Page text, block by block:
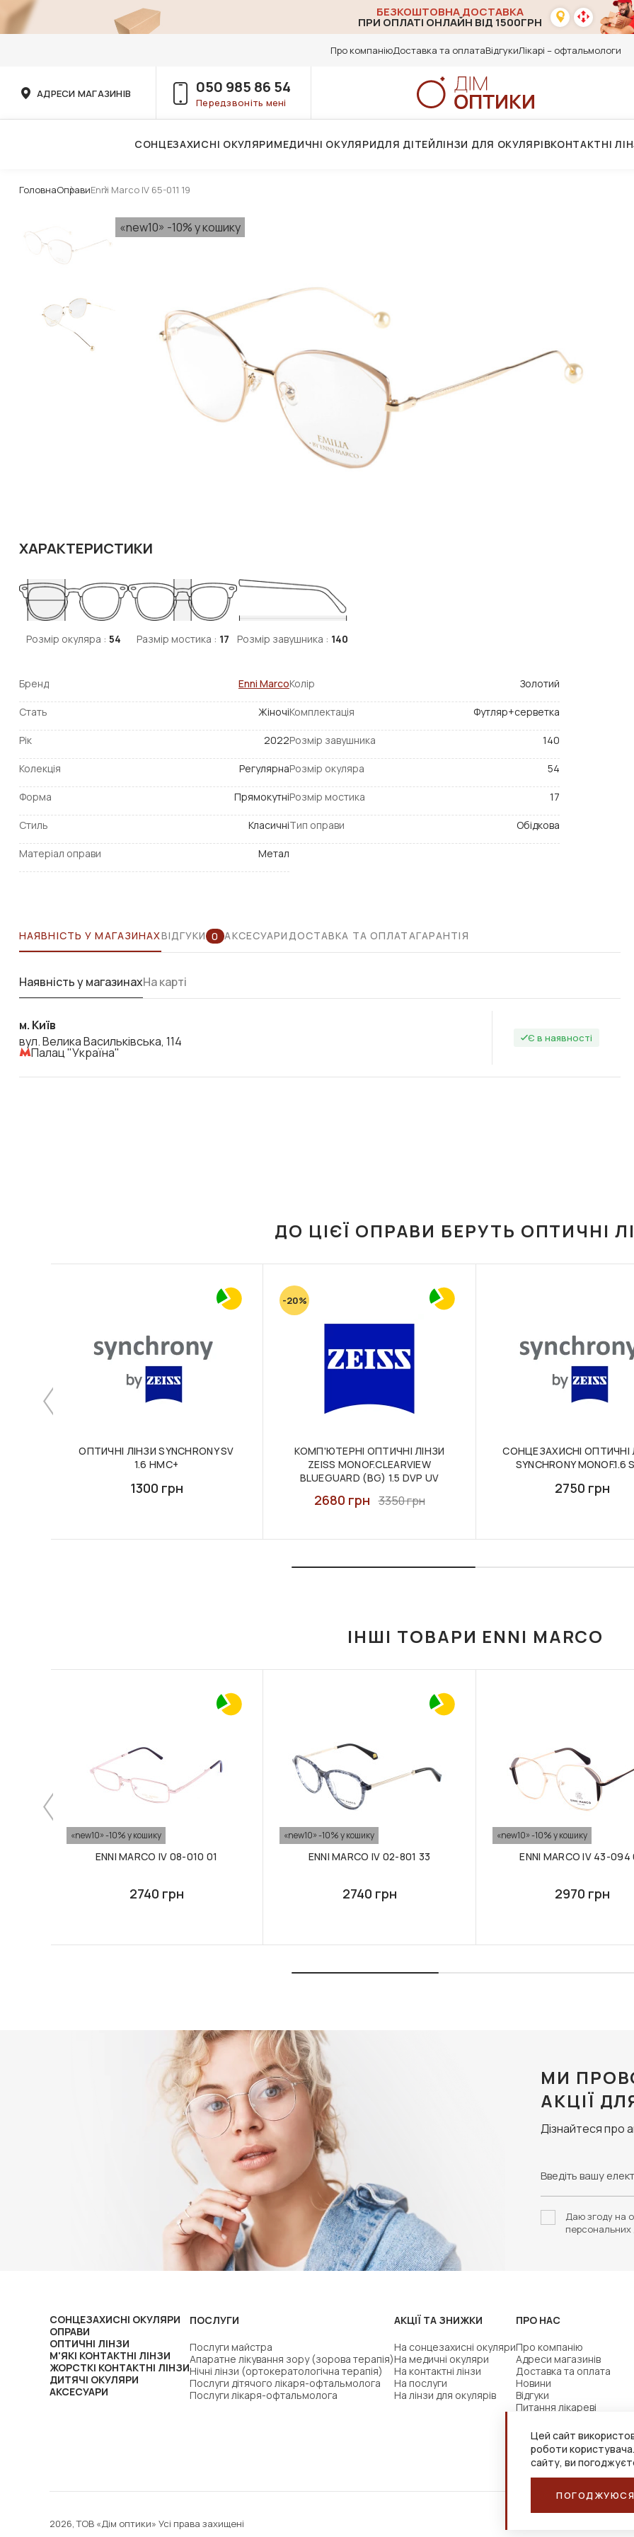
БЕЗКОШТОВНА ДОСТАВКА
ПРИ ОПЛАТІ ОНЛАЙН ВІД 1500ГРН
Про компаніюДоставка та оплатаВідгукиЛікарі – офтальмологи
АДРЕСИ МАГАЗИНІВ 050 985 86 54
Передзвоніть мені
СОНЦЕЗАХИСНІ ОКУЛЯРИМЕДИЧНІ ОКУЛЯРИДЛЯ ДІТЕЙЛІНЗИ ДЛЯ ОКУЛЯРІВКОНТАКТНІ
ГоловнаОправиEnni Marco IV 65-011 19
«new10» -10% у кошику
ХАРАКТЕРИСТИКИ
Розмір окуляра : 54 Размір мостика : 17 Розмір завушника : 140
Бренд Enni Marco
Стать Жіночі
Рік 2022
Колекція Регулярна
Форма Прямокутні
Стиль Класичні
Матеріал оправи Метал
Колір Золотий
Комплектація Футляр+серветка
Розмір завушника 140
Розмір окуляра 54
Розмір мостика 17
Тип оправи Обідкова
НАЯВНІСТЬ У МАГАЗИНАХВІДГУКИ 0 АКСЕСУАРИДОСТАВКА ТА ОПЛАТАГАРАНТІЯ
Наявність у магазинахНа карті
м. Київ
вул. Велика Васильківська, 114
Палац "Україна"
Є в наявності
ДО ЦІЄЇ ОПРАВИ БЕРУТЬ ОПТИЧНІ
ОПТИЧНІ ЛІНЗИ SYNCHRONY SV
1.6 HMC+
1300 грн
-20%
КОМП'ЮТЕРНІ ОПТИЧНІ ЛІНЗИ
ZEISS MONOF.CLEARVIEW
BLUEGUARD (BG) 1.5 DVP UV
2680 грн 3350 грн
СОНЦЕЗАХИСНІ ОПТИЧНІ
SYNCHRONY MONOF.1.6
2750 грн
ІНШІ ТОВАРИ ENNI MARCO
«new10» -10% у кошику
ENNI MARCO IV 08-010 01
2740 грн
«new10» -10% у кошику
ENNI MARCO IV 02-801 33
2740 грн
«new10» -10% у кошику
ENNI MARCO IV 43-094
2970 грн
МИ
АКЦІЇ
Дізнайтеся про
Даю згоду на
Цей сайт
роботи
сайту, ви
СОНЦЕЗАХИСНІ ОКУЛЯРИ
ОПРАВИ
ОПТИЧНІ ЛІНЗИ
М'ЯКІ КОНТАКТНІ ЛІНЗИ
ЖОРСТКІ КОНТАКТНІ ЛІНЗИ
ДИТЯЧІ ОКУЛЯРИ
АКСЕСУАРИ
ПОСЛУГИ
Послуги майстра
Апаратне лікування зору (зорова терапія)
Нічні лінзи (ортокератологічна терапія)
Послуги дітячого лікаря-офтальмолога
Послуги лікаря-офтальмолога
АКЦІЇ ТА ЗНИЖКИ
На сонцезахисні окуляри
На медичні окуляри
На контактні лінзи
На послуги
На лінзи для окулярів
ПРО НАС
Про компанію
Адреси магазинів
Доставка та оплата
Новини
Відгуки
Питання лікареві
2026, ТОВ «Дім оптики» Усі права захищені